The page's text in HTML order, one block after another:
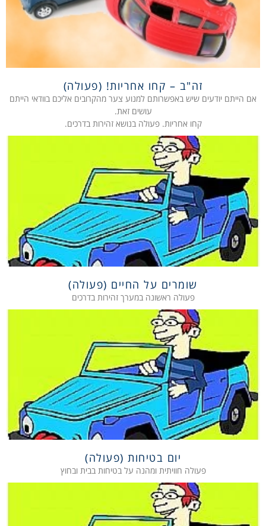
זה"ב – קחו אחריות! (פעולה)
אם הייתם יודעים שיש באפשרותם למנוע צער מהקרובים אליכם בוודאי הייתם
עושים זאת.
קחו אחריות. פעולה בנושא זהירות בדרכים.
שומרים על החיים (פעולה)
פעולה ראשונה במערך זהירות בדרכים
יום בטיחות (פעולה)
פעולה חוויתית ומהנה על בטיחות בבית ובחוץ